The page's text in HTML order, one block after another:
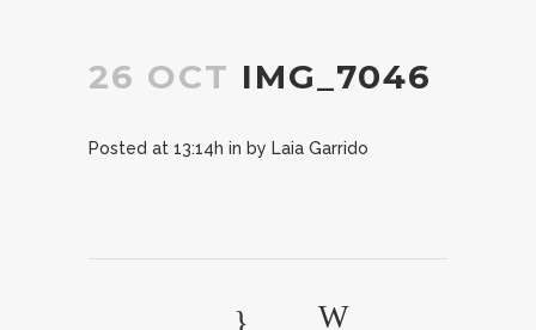
26 OCT IMG_7046
Posted at 13:14h in by Laia Garrido